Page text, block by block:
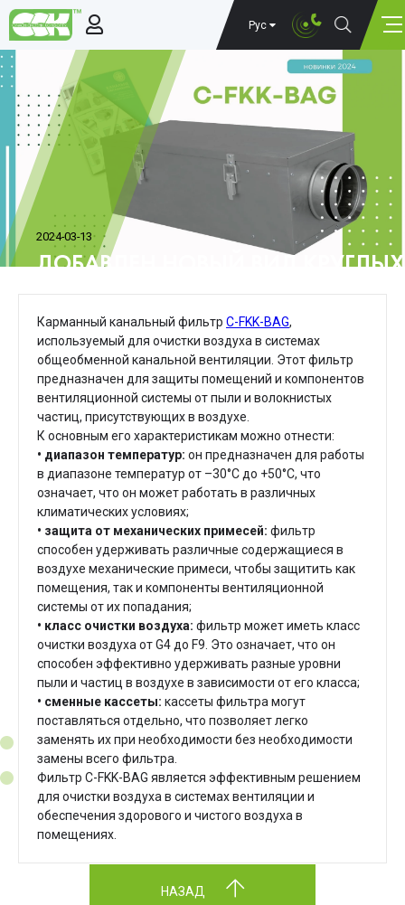
Рус
2024-03-13
ДОБАВЛЕН НОВЫЙ ВИД
Карманный канальный фильтр C-FKK-BAG,
используемый для очистки воздуха в системах
общеобменной канальной вентиляции. Этот фильтр
предназначен для защиты помещений и компонентов
вентиляционной системы от пыли и волокнистых
частиц, присутствующих в воздухе.
К основным его характеристикам можно отнести:
• диапазон температур: он предназначен для работы
в диапазоне температур от –30°C до +50°C, что
означает, что он может работать в различных
климатических условиях;
• защита от механических примесей: фильтр
способен удерживать различные содержащиеся в
воздухе механические примеси, чтобы защитить как
помещения, так и компоненты вентиляционной
системы от их попадания;
• класс очистки воздуха: фильтр может иметь класс
очистки воздуха от G4 до F9. Это означает, что он
способен эффективно удерживать разные уровни
пыли и частиц в воздухе в зависимости от его класса;
• сменные кассеты: кассеты фильтра могут
поставляться отдельно, что позволяет легко
заменять их при необходимости без необходимости
замены всего фильтра.
Фильтр C-FKK-BAG является эффективным решением
для очистки воздуха в системах вентиляции и
обеспечения здорового и чистого воздуха в
помещениях.
НАЗАД